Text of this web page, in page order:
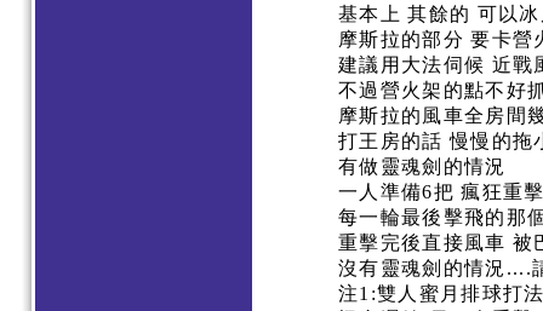
基本上 其餘的 可以
摩斯拉的部分 要卡
建議用大法伺候 近
不過營火架的點不好
摩斯拉的風車全房間
打王房的話 慢慢的
有做靈魂劍的情況
一人準備6把 瘋狂重
每一輪最後擊飛的那
重擊完後直接風車
沒有靈魂劍的情況....
注1:雙人蜜月排球打